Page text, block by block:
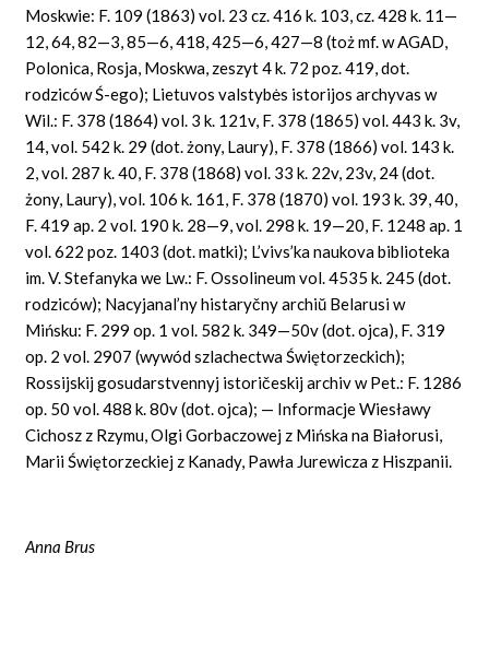
Moskwie: F. 109 (1863) vol. 23 cz. 416 k. 103, cz. 428 k. 11—
12, 64, 82—3, 85—6, 418, 425—6, 427—8 (toż mf. w AGAD,
Polonica, Rosja, Moskwa, zeszyt 4 k. 72 poz. 419, dot.
rodziców Ś-ego); Lietuvos valstybės istorijos archyvas w
Wil.: F. 378 (1864) vol. 3 k. 121v, F. 378 (1865) vol. 443 k. 3v,
14, vol. 542 k. 29 (dot. żony, Laury), F. 378 (1866) vol. 143 k.
2, vol. 287 k. 40, F. 378 (1868) vol. 33 k. 22v, 23v, 24 (dot.
żony, Laury), vol. 106 k. 161, F. 378 (1870) vol. 193 k. 39, 40,
F. 419 ap. 2 vol. 190 k. 28—9, vol. 298 k. 19—20, F. 1248 ap. 1
vol. 622 poz. 1403 (dot. matki); L’vivs’ka naukova biblioteka
im. V. Stefanyka we Lw.: F. Ossolineum vol. 4535 k. 245 (dot.
rodziców); Nacyjanal’ny histaryčny archiŭ Belarusi w
Mińsku: F. 299 op. 1 vol. 582 k. 349—50v (dot. ojca), F. 319
op. 2 vol. 2907 (wywód szlachectwa Świętorzeckich);
Rossijskij gosudarstvennyj istoričeskij archiv w Pet.: F. 1286
op. 50 vol. 488 k. 80v (dot. ojca); — Informacje Wiesławy
Cichosz z Rzymu, Olgi Gorbaczowej z Mińska na Białorusi,
Marii Świętorzeckiej z Kanady, Pawła Jurewicza z Hiszpanii.
Anna Brus